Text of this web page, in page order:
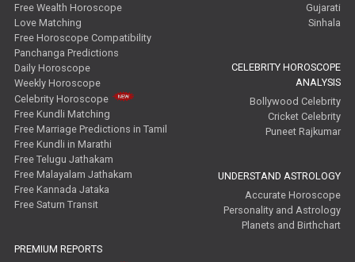
Free Wealth Horoscope
Love Matching
Free Horoscope Compatibility
Panchanga Predictions
Daily Horoscope
Weekly Horoscope
Celebrity Horoscope
Free Kundli Matching
Free Marriage Predictions in Tamil
Free Kundli in Marathi
Free Telugu Jathakam
Free Malayalam Jathakam
Free Kannada Jataka
Free Saturn Transit
PREMIUM REPORTS
Gujarati
Sinhala
CELEBRITY HOROSCOPE
ANALYSIS
Bollywood Celebrity
Cricket Celebrity
Puneet Rajkumar
UNDERSTAND ASTROLOGY
Accurate Horoscope
Personality and Astrology
Planets and Birthchart